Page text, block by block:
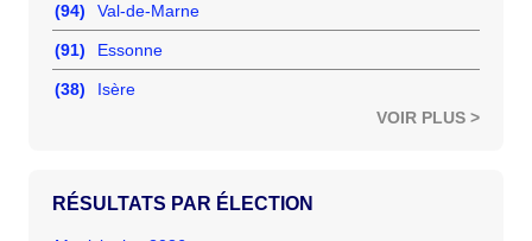
(94) Val-de-Marne
(91) Essonne
(38)
Isère
VOIR PLUS >
RÉSULTATS PAR ÉLECTION